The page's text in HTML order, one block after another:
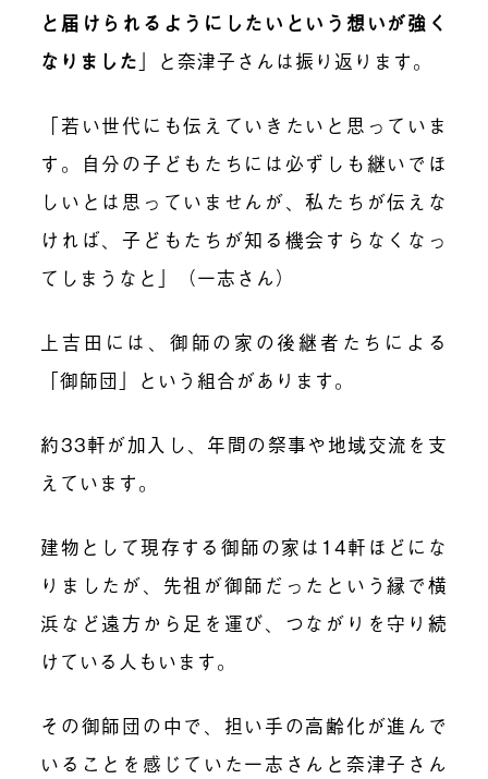
と届けられるようにしたいという想いが強く
なりました 」と奈津子さんは振り返ります。
「若い世代にも伝えていきたいと思っていま
す。自分の子どもたちには必ずしも継いでほ
しいとは思っていませんが、私たちが伝えな
ければ、子どもたちが知る機会すらなくなっ
てしまうなと」（一志さん）
上吉田には、御師の家の後継者たちによる
「御師団」という組合があります。
約33軒が加入し、年間の祭事や地域交流を支
えています。
建物として現存する御師の家は14軒ほどにな
りましたが、先祖が御師だったという縁で横
浜など遠方から足を運び、つながりを守り続
けている人もいます。
その御師団の中で、担い手の高齢化が進んで
いることを感じていた一志さんと奈津子さん